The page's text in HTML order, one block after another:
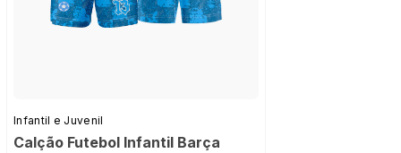
Infantil e Juvenil
Calção Futebol Infantil Barça